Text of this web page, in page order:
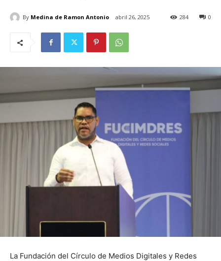
By Medina de Ramon Antonio abril 26, 2025 0
284
La Fundación del Círculo de Medios Digitales y Redes